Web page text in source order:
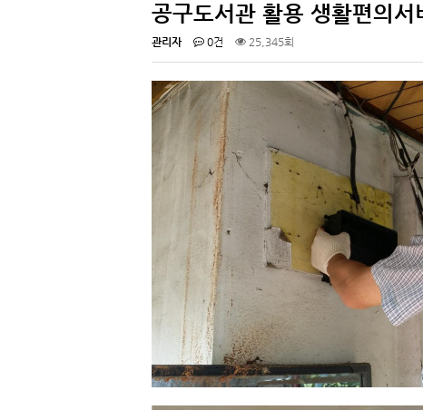
공구도서관 활용 생활편의서
관리자 0건 25,345회